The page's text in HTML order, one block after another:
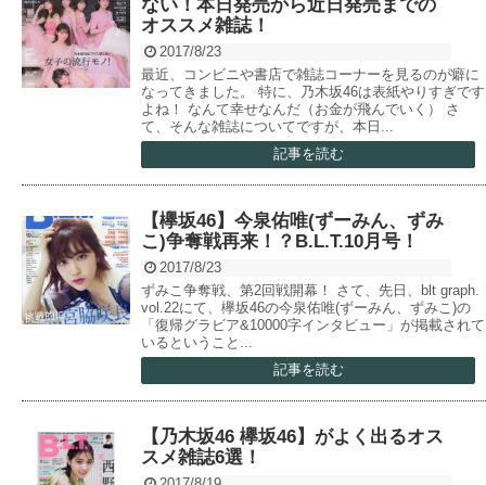
ない！本日発売から近日発売までの
オススメ雑誌！
2017/8/23
最近、コンビニや書店で雑誌コーナーを見るのが癖に
なってきました。 特に、乃木坂46は表紙やりすぎです
よね！ なんて幸せなんだ（お金が飛んでいく） さ
て、そんな雑誌についてですが、本日...
記事を読む
【欅坂46】今泉佑唯(ずーみん、ずみ
こ)争奪戦再来！？B.L.T.10月号！
2017/8/23
ずみこ争奪戦、第2回戦開幕！ さて、先日、blt graph.
vol.22にて、欅坂46の今泉佑唯(ずーみん、ずみこ)の
「復帰グラビア&10000字インタビュー」が掲載されて
いるということ...
記事を読む
【乃木坂46 欅坂46】がよく出るオス
スメ雑誌6選！